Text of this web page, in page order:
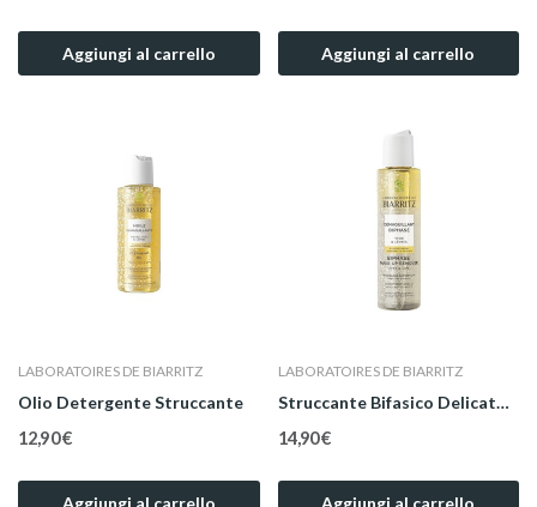
Aggiungi al carrello Aggiungi al carrello
LABORATOIRES DE BIARRITZ
Olio Detergente Struccante
12,90 €
LABORATOIRES DE BIARRITZ
Struccante Bifasico Delicato Occhi e Labbra 125 ml
14,90 €